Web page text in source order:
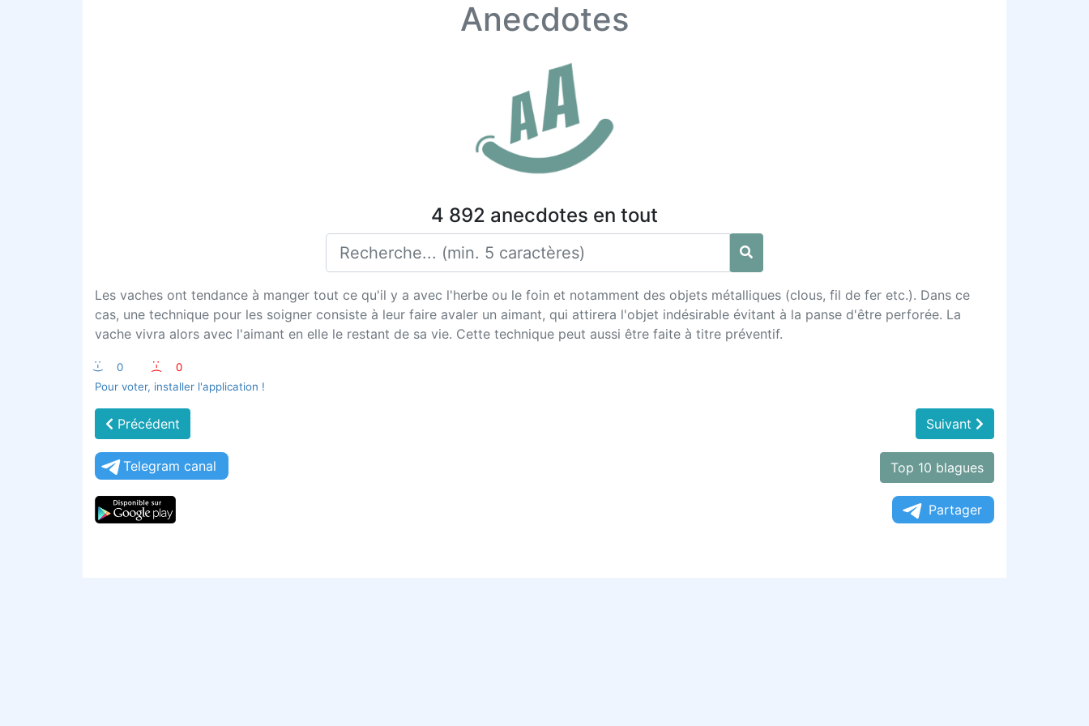
Anecdotes
4 892 anecdotes en tout
Les vaches ont tendance à manger tout ce qu'il y a avec l'herbe ou le foin et notamment des objets métalliques (clous, fil de fer etc.). Dans ce
cas, une technique pour les soigner consiste à leur faire avaler un aimant, qui attirera l'objet indésirable évitant à la panse d'être perforée. La
vache vivra alors avec l'aimant en elle le restant de sa vie. Cette technique peut aussi être faite à titre préventif.
:-) 0 :-(
0
Pour voter, installer l'application !
Précédent Suivant
Telegram canal Top 10 blagues
Partager